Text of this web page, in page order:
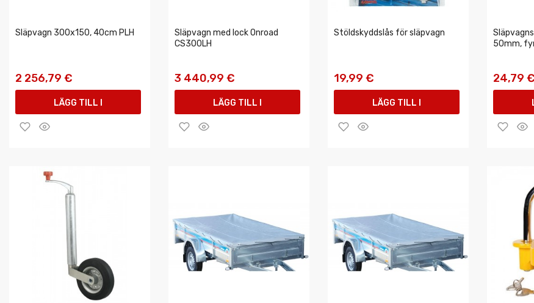
Släpvagn 300x150, 40cm PLH
2 256,79 €
LÄGG TILL I
VARUKORGEN
Släpvagn med lock Onroad
CS300LH
3 440,99 €
LÄGG TILL I
VARUKORGEN
Stöldskyddslås för släpvagn
19,99 €
LÄGG TILL I
VARUKORGEN
50mm,
24,79 €